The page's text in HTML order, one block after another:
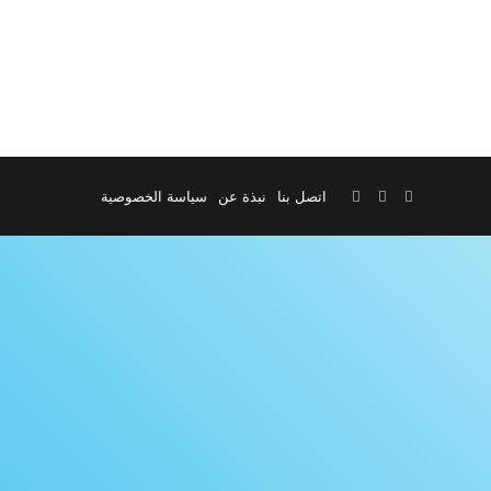
اتصل بنا نبذة عن سياسة الخصوصية ‫YouTube واتساب